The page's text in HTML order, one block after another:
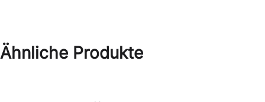
Ähnliche Produkte